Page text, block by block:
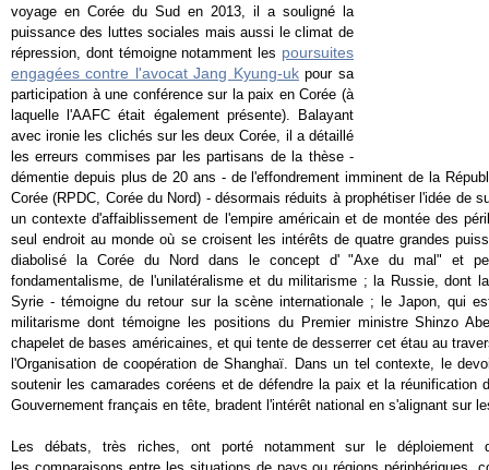
voyage en Corée du Sud en 2013, il a souligné la
puissance des luttes sociales mais aussi le climat de
répression, dont témoigne notamment les poursuites
engagées contre l'avocat Jang Kyung-uk pour sa
participation à une conférence sur la paix en Corée (à
laquelle l'AAFC était également présente). Balayant
avec ironie les clichés sur les deux Corée, il a détaillé
les erreurs commises par les partisans de la thèse -
démentie depuis plus de 20 ans - de l'effondrement imminent de la
Corée (RPDC, Corée du Nord) - désormais réduits à prophétiser l'idée de
un contexte d'affaiblissement de l'empire américain et de montée des
seul endroit au monde où se croisent les intérêts de quatre grandes
diabolisé la Corée du Nord dans le concept d' "Axe du mal" et
fondamentalisme, de l'unilatéralisme et du militarisme ; la Russie, dont
Syrie - témoigne du retour sur la scène internationale ; le Japon, qui
militarisme dont témoigne les positions du Premier ministre Shinzo
chapelet de bases américaines, et qui tente de desserrer cet étau au
l'Organisation de coopération de Shanghaï. Dans un tel contexte, le
soutenir les camarades coréens et de défendre la paix et la réunification
Gouvernement français en tête, bradent l'intérêt national en s'alignant sur
Les débats, très riches, ont porté notamment sur le